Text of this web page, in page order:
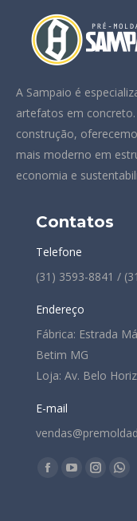
A Sampaio é
artefatos em
construção,
mais moderno em
economia e
Contatos
Telefone
(31) 3593-8841 /
Endereço
Fábrica: Estrada
Betim MG
Loja: Av. Belo
E-mail
Encontre-nos em:
Facebook
YouTube